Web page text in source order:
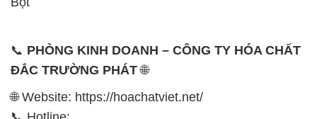
🌐 Website: https://hoachatviet.net/
– 0933.920.505 – 028.3504.5555
028.3756.1841- 028.3756.1842